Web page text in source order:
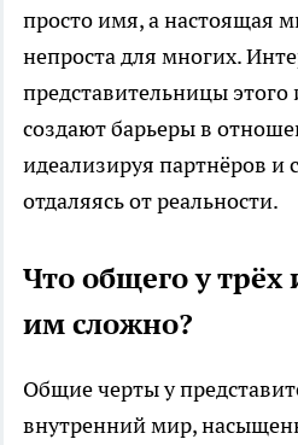
просто имя, а настоящая
непроста для многих.
представительницы
создают барьеры в
идеализируя партнёров и
отдаляясь от реальности.
Что общего у
им сложно?
Общие черты у
внутренний мир,